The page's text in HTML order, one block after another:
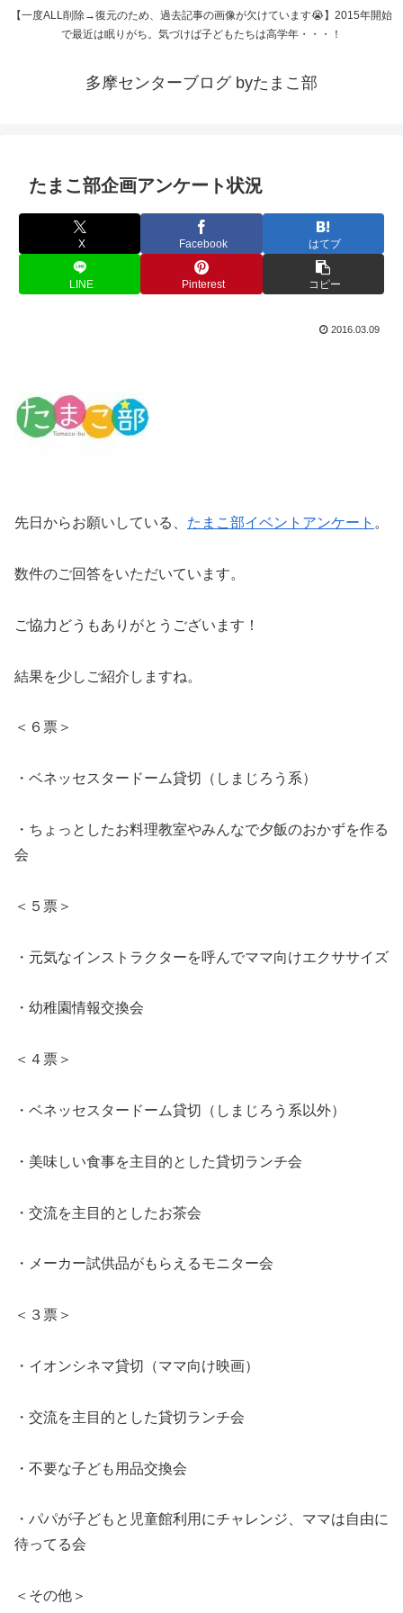
【一度ALL削除→復元のため、過去記事の画像が欠けています😭】2015年開始
で最近は眠りがち。気づけば子どもたちは高学年・・・！
多摩センターブログ byたまこ部
たまこ部企画アンケート状況
X Facebook はてブ
LINE Pinterest コピー
2016.03.09
先日からお願いしている、 たまこ部イベントアンケート 。
数件のご回答をいただいています。
ご協力どうもありがとうございます！
結果を少しご紹介しますね。
＜６票＞
・ベネッセスタードーム貸切（しまじろう系）
・ちょっとしたお料理教室やみんなで夕飯のおかずを作る
会
＜５票＞
・元気なインストラクターを呼んでママ向けエクササイズ
・幼稚園情報交換会
＜４票＞
・ベネッセスタードーム貸切（しまじろう系以外）
・美味しい食事を主目的とした貸切ランチ会
・交流を主目的としたお茶会
・メーカー試供品がもらえるモニター会
＜３票＞
・イオンシネマ貸切（ママ向け映画）
・交流を主目的とした貸切ランチ会
・不要な子ども用品交換会
・パパが子どもと児童館利用にチャレンジ、ママは自由に
待ってる会
＜その他＞